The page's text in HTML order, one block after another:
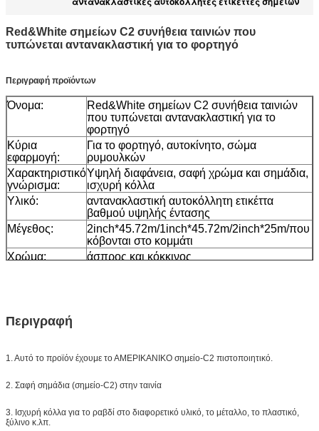
Red&White σημείων C2 συνήθεια ταινιών που
τυπώνεται αντανακλαστική για το φορτηγό
Περιγραφή προϊόντων
Όνομα:
Red&White σημείων C2 συνήθεια ταινιών
που τυπώνεται αντανακλαστική για το
φορτηγό
Κύρια
εφαρμογή:
Για το φορτηγό, αυτοκίνητο, σώμα
ρυμουλκών
Χαρακτηριστικό
γνώρισμα:
Υψηλή διαφάνεια, σαφή χρώμα και σημάδια,
ισχυρή κόλλα
Υλικό:
αντανακλαστική αυτοκόλλητη ετικέττα
βαθμού υψηλής έντασης
Μέγεθος:
2inch*45.72m/1inch*45.72m/2inch*25m/που
κόβονται στο κομμάτι
Χρώμα:
άσπρος και κόκκινος
Δείγμα:
διαταγής
Περιγραφή
1. Αυτό το προϊόν έχουμε το ΑΜΕΡΙΚΑΝΙΚΟ σημείο-C2 πιστοποιητικό.
2. Σαφή σημάδια (σημείο-C2) στην ταινία
3. Ισχυρή κόλλα για το ραβδί στο διαφορετικό υλικό, το μέταλλο, το πλαστικό,
ξύλινο κ.λπ.